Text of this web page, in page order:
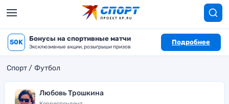
50K Бонусы на спортивные матчи
Эксклюзивные акции, розыгрыши призов
Подробнее
Спорт Футбол
Любовь Трошкина